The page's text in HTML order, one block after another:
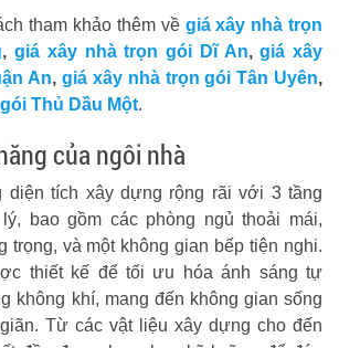
tham khảo thêm về giá xây nhà trọn
,giá xây nhà trọn gói Dĩ An,giá xây
An,giá xây nhà trọn gói Tân Uyên,
Thủ Dầu Một.
của ngôi nhà
diện tích xây dựng rộng rãi với 3 tầng
bao gồm các phòng ngủ thoải mái,
trọng, và một không gian bếp tiện nghi.
thiết kế để tối ưu hóa ánh sáng tự
không khí, mang đến không gian sống
Từ các vật liệu xây dựng cho đến